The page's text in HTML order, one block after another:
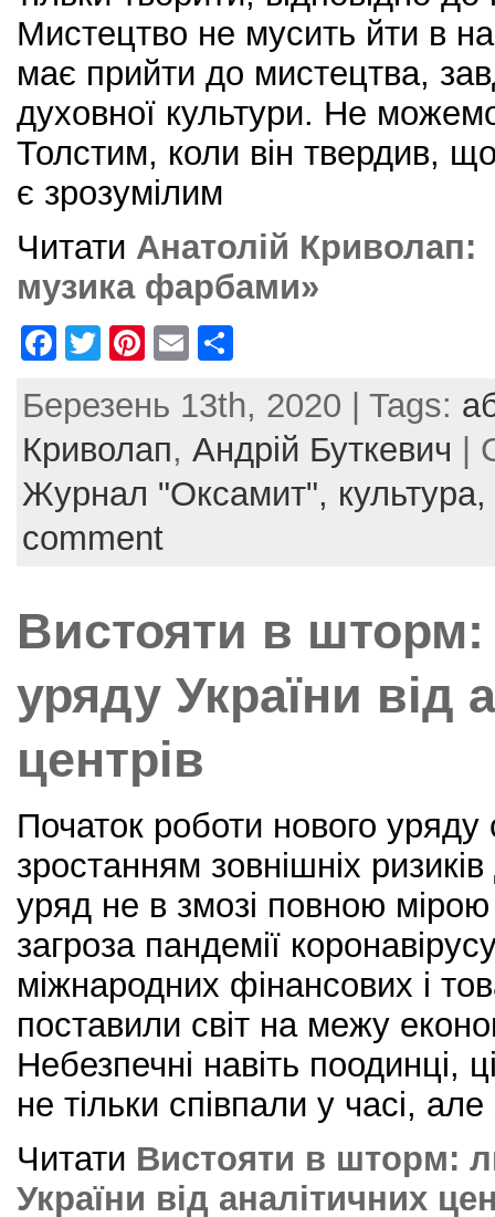
Мистецтво не мусить йти в
має прийти до мистецтва,
духовної культури. Не
Толстим, коли він твердив,
є зрозумілим
Читати Анатолій Криволап:
музика фарбами»
F
c
e
b
o
o
T
itt
er
Pi
er
e
st
E
ai
l
ar
e
Березень 13th, 2020 | Tags:
Криволап, Андрій Буткевич |
Журнал "Оксамит", культура,
comment
Вистояти в
уряду України від
центрів
Початок роботи нового уряду
зростанням зовнішніх
уряд не в змозі повною
загроза пандемії
міжнародних фінансових і
поставили світ на межу
Небезпечні навіть поодинці,
не тільки співпали у часі,
Читати Вистояти в шторм:
України від аналітичних